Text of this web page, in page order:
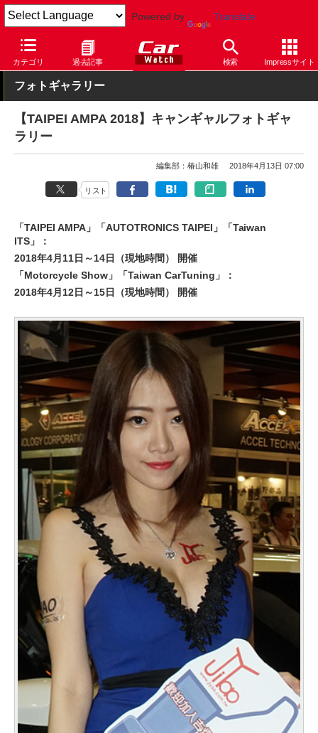
Powered by Translate
カテゴリ 過去記事 検索 Impressサイト
Car Watch 技術 その他
フォトギャラリー
【TAIPEI AMPA 2018】キャンギャルフォトギャ
ラリー
編集部：椿山和雄 2018年4月13日 07:00
リスト
「TAIPEI AMPA」「AUTOTRONICS TAIPEI」「Taiwan
ITS」：
2018年4月11日～14日（現地時間） 開催
「Motorcycle Show」「Taiwan CarTuning」：
2018年4月12日～15日（現地時間） 開催